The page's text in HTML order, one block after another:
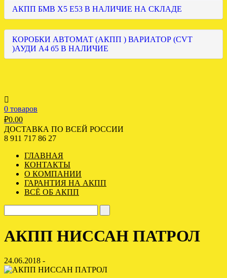
АКПП БМВ Х5 Е53 В НАЛИЧИЕ НА СКЛАДЕ
КОРОБКИ АВТОМАТ (АКПП ) ВАРИАТОР (CVT
)АУДИ А4 б5 В НАЛИЧИЕ
0 товаров
₽0.00
ДОСТАВКА ПО ВСЕЙ РОССИИ
8 911 717 86 27
ГЛАВНАЯ
КОНТАКТЫ
О КОМПАНИИ
ГАРАНТИЯ НА АКПП
ВСЁ ОБ АКПП
АКПП НИССАН ПАТРОЛ
24.06.2018 -